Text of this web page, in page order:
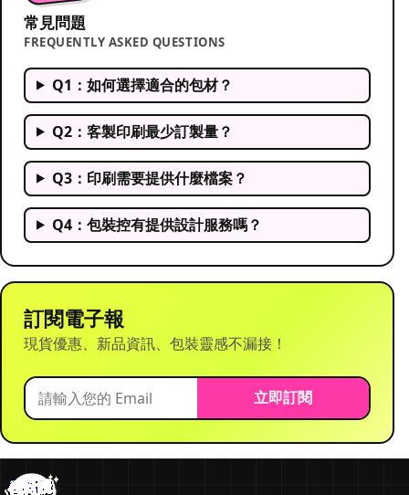
常見問題
FREQUENTLY ASKED QUESTIONS
Q1：如何選擇適合的包材？
Q2：客製印刷最少訂製量？
Q3：印刷需要提供什麼檔案？
Q4：包裝控有提供設計服務嗎？
訂閱電子報
現貨優惠、新品資訊、包裝靈感不漏接！
立即訂閱